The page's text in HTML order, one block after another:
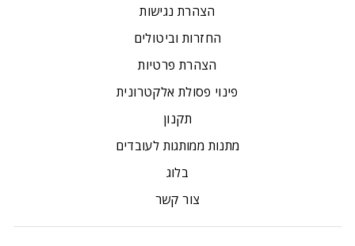
הצהרת נגישות
החזרות וביטולים
הצהרת פרטיות
פינוי פסולת אלקטרונית
תקנון
מתנות ממותגות לעובדים
בלוג
צור קשר